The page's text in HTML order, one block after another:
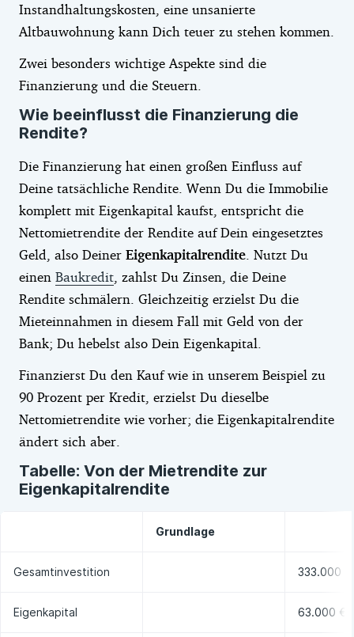
Instandhaltungskosten, eine unsanierte
Altbauwohnung kann Dich teuer zu stehen kommen.
Zwei besonders wichtige Aspekte sind die
Finanzierung und die Steuern.
Wie beeinflusst die Finanzierung die
Rendite?
Die Finanzierung hat einen großen Einfluss auf
Deine tatsächliche Rendite. Wenn Du die Immobilie
komplett mit Eigenkapital kaufst, entspricht die
Nettomietrendite der Rendite auf Dein eingesetztes
Geld, also Deiner Eigenkapitalrendite . Nutzt Du
einen Baukredit , zahlst Du Zinsen, die Deine
Rendite schmälern. Gleichzeitig erzielst Du die
Mieteinnahmen in diesem Fall mit Geld von der
Bank; Du hebelst also Dein Eigenkapital.
Finanzierst Du den Kauf wie in unserem Beispiel zu
90 Prozent per Kredit, erzielst Du dieselbe
Nettomietrendite wie vorher; die Eigenkapitalrendite
ändert sich aber.
Tabelle: Von der Mietrendite zur
Eigenkapitalrendite
Grundlage
Gesamtinvestition 333.000 €
Eigenkapital 63.000 €